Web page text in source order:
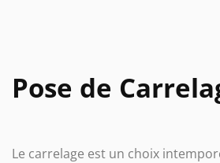
Pose de
Le carrelage est un choix